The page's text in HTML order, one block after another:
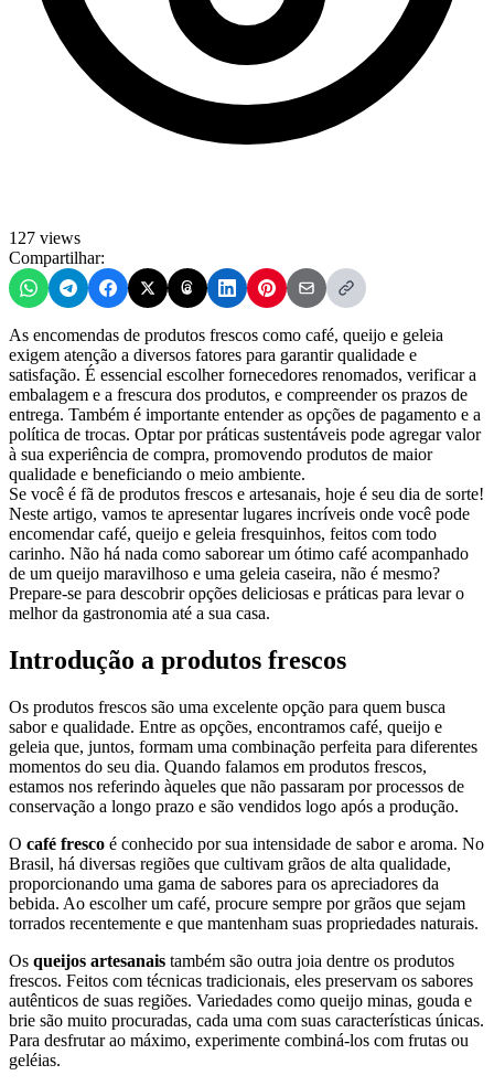
127 views
Compartilhar:
As encomendas de produtos frescos como café, queijo e geleia
exigem atenção a diversos fatores para garantir qualidade e
satisfação. É essencial escolher fornecedores renomados, verificar a
embalagem e a frescura dos produtos, e compreender os prazos de
entrega. Também é importante entender as opções de pagamento e a
política de trocas. Optar por práticas sustentáveis pode agregar valor
à sua experiência de compra, promovendo produtos de maior
qualidade e beneficiando o meio ambiente.
Se você é fã de produtos frescos e artesanais, hoje é seu dia de sorte!
Neste artigo, vamos te apresentar lugares incríveis onde você pode
encomendar café, queijo e geleia fresquinhos, feitos com todo
carinho. Não há nada como saborear um ótimo café acompanhado
de um queijo maravilhoso e uma geleia caseira, não é mesmo?
Prepare-se para descobrir opções deliciosas e práticas para levar o
melhor da gastronomia até a sua casa.
Introdução a produtos frescos
Os produtos frescos são uma excelente opção para quem busca
sabor e qualidade. Entre as opções, encontramos café, queijo e
geleia que, juntos, formam uma combinação perfeita para diferentes
momentos do seu dia. Quando falamos em produtos frescos,
estamos nos referindo àqueles que não passaram por processos de
conservação a longo prazo e são vendidos logo após a produção.
O café fresco é conhecido por sua intensidade de sabor e aroma. No
Brasil, há diversas regiões que cultivam grãos de alta qualidade,
proporcionando uma gama de sabores para os apreciadores da
bebida. Ao escolher um café, procure sempre por grãos que sejam
torrados recentemente e que mantenham suas propriedades naturais.
Os queijos artesanais também são outra joia dentre os produtos
frescos. Feitos com técnicas tradicionais, eles preservam os sabores
autênticos de suas regiões. Variedades como queijo minas, gouda e
brie são muito procuradas, cada uma com suas características únicas.
Para desfrutar ao máximo, experimente combiná-los com frutas ou
geléias.